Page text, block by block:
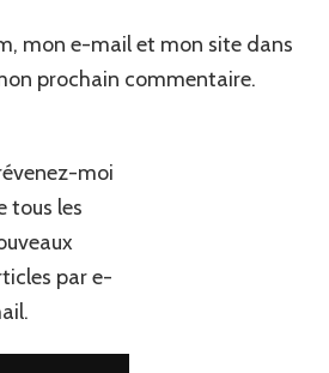
mon e-mail et mon site dans
prochain commentaire.
moi
tous les
par e-